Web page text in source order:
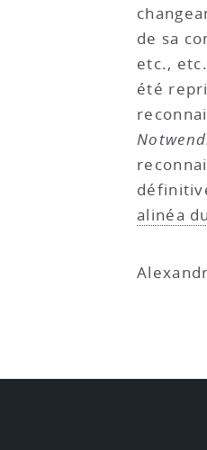
de sa
etc.,
été
alinéa